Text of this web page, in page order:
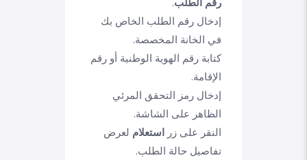
رقم الطلب.
إدخال رقم الطلب الخاص بك
في الخانة المخصصة.
كتابة رقم الهوية الوطنية أو رقم
الإقامة.
إدخال رمز التحقق المرئي
الظاهر على الشاشة.
النقر على زر استعلام لعرض
تفاصيل حالة الطلب.